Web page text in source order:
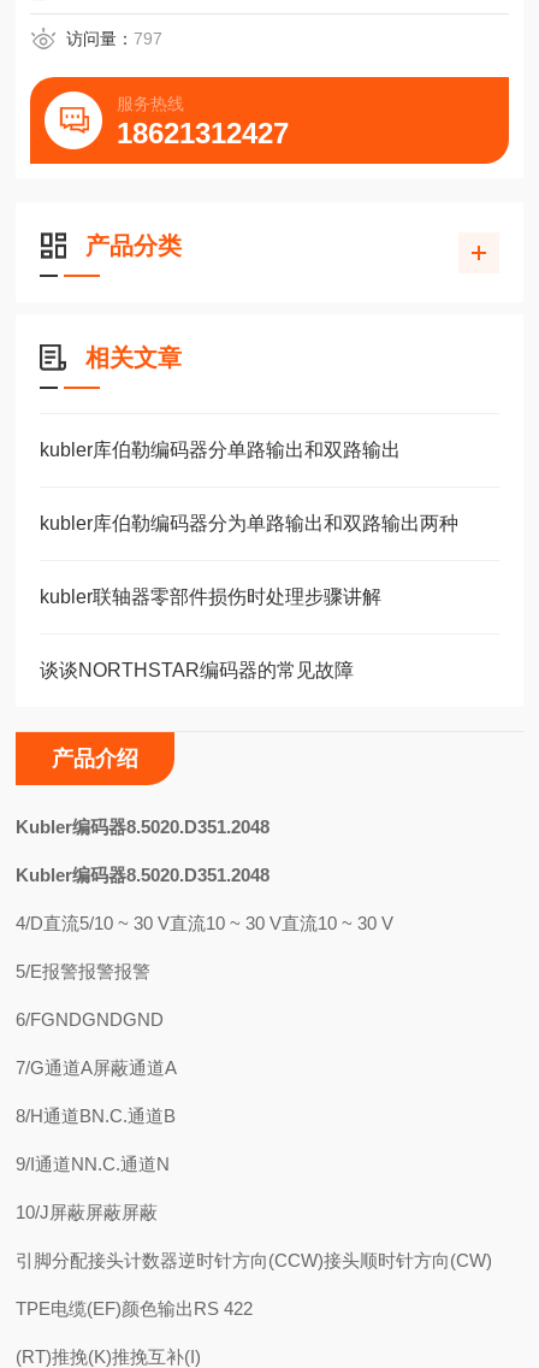
访问量：797
服务热线
18621312427
产品分类
相关文章
kubler库伯勒编码器分单路输出和双路输出
kubler库伯勒编码器分为单路输出和双路输出两种
kubler联轴器零部件损伤时处理步骤讲解
谈谈NORTHSTAR编码器的常见故障
产品介绍
Kubler编码器8.5020.D351.2048
Kubler编码器8.5020.D351.2048
4/D直流5/10 ~ 30 V直流10 ~ 30 V直流10 ~ 30 V
5/E报警报警报警
6/FGNDGNDGND
7/G通道A屏蔽通道A
8/H通道BN.C.通道B
9/I通道NN.C.通道N
10/J屏蔽屏蔽屏蔽
引脚分配接头计数器逆时针方向(CCW)接头顺时针方向(CW)
TPE电缆(EF)颜色输出RS 422
(RT)推挽(K)推挽互补(I)